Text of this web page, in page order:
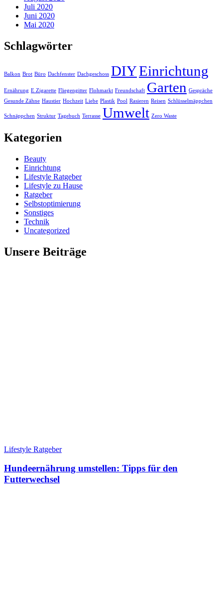
Juli 2020
Juni 2020
Mai 2020
Schlagwörter
Balkon Brot Büro Dachfenster Dachgeschoss DIYEinrichtung
Ernährung E Zigarette Fliegengitter Flohmarkt Freundschaft Garten Gespräche
Gesunde Zähne Haustier Hochzeit Liebe Plastik Pool Rasieren Reisen Schlüsselmäppchen
Schnäppchen Struktur Tagebuch Terrasse Umwelt Zero Waste
Kategorien
Beauty
Einrichtung
Lifestyle Ratgeber
Lifestyle zu Hause
Ratgeber
Selbstoptimierung
Sonstiges
Technik
Uncategorized
Unsere Beiträge
Lifestyle Ratgeber
Hundeernährung umstellen: Tipps für den
Futterwechsel